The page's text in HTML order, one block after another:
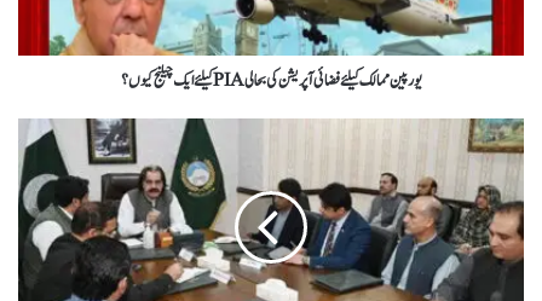
یورپین ممالک کیلئے فضائی آپریشن کی بحالی PIAکیلئے ایک چیلنج کیوں؟